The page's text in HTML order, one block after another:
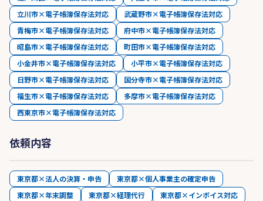
立川市×電子帳簿保存法対応
武蔵野市×電子帳簿保存法対応
青梅市×電子帳簿保存法対応
府中市×電子帳簿保存法対応
昭島市×電子帳簿保存法対応
町田市×電子帳簿保存法対応
小金井市×電子帳簿保存法対応
小平市×電子帳簿保存法対応
日野市×電子帳簿保存法対応
国分寺市×電子帳簿保存法対応
福生市×電子帳簿保存法対応
多摩市×電子帳簿保存法対応
西東京市×電子帳簿保存法対応
依頼内容
東京都×法人の決算・申告
東京都×個人事業主の確定申告
東京都×年末調整
東京都×経理代行
東京都×インボイス対応